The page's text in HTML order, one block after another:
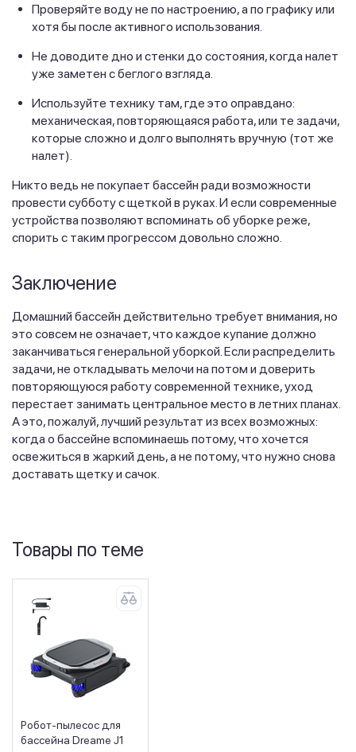
Проверяйте воду не по настроению, а по графику или
хотя бы после активного использования.
Не доводите дно и стенки до состояния, когда налет
уже заметен с беглого взгляда.
Используйте технику там, где это оправдано:
механическая, повторяющаяся работа, или те задачи,
которые сложно и долго выполнять вручную (тот же
налет).
Никто ведь не покупает бассейн ради возможности
провести субботу с щеткой в руках. И если современные
устройства позволяют вспоминать об уборке реже,
спорить с таким прогрессом довольно сложно.
Заключение
Домашний бассейн действительно требует внимания, но
это совсем не означает, что каждое купание должно
заканчиваться генеральной уборкой. Если распределить
задачи, не откладывать мелочи на потом и доверить
повторяющуюся работу современной технике, уход
перестает занимать центральное место в летних планах.
А это, пожалуй, лучший результат из всех возможных:
когда о бассейне вспоминаешь потому, что хочется
освежиться в жаркий день, а не потому, что нужно снова
доставать щетку и сачок.
Товары по теме
Робот-пылесос для
бассейна Dreame J1